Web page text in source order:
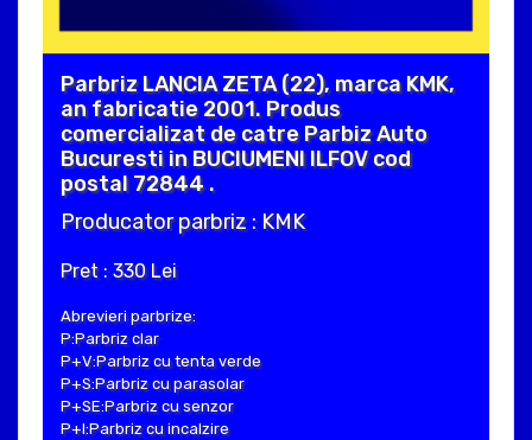
Parbriz LANCIA ZETA (22), marca KMK,
an fabricatie 2001. Produs
comercializat de catre Parbiz Auto
Bucuresti in BUCIUMENI ILFOV cod
postal 72844 .
Producator parbriz : KMK
Pret : 330 Lei
Abrevieri parbrize:
P:Parbriz clar
P+V:Parbriz cu tenta verde
P+S:Parbriz cu parasolar
P+SE:Parbriz cu senzor
P+I:Parbriz cu incalzire